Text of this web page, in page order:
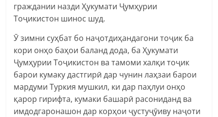
граждании назди Ҳукумати Ҷумҳурии
Тоҷикистон шинос шуд.
Ӯ зимни суҳбат бо наҷотдиҳандагони тоҷик ба
кори онҳо баҳои баланд дода, ба Ҳукумати
Ҷумҳурии Тоҷикистон ва тамоми халқи тоҷик
барои кумаку дастгирӣ дар чунин лаҳзаи барои
мардуми Туркия мушкил, ки дар паҳлуи онҳо
қарор гирифта, кумаки башарӣ расониданд ва
имдодгаронашон дар корҳои ҷустуҷӯиву наҷоти